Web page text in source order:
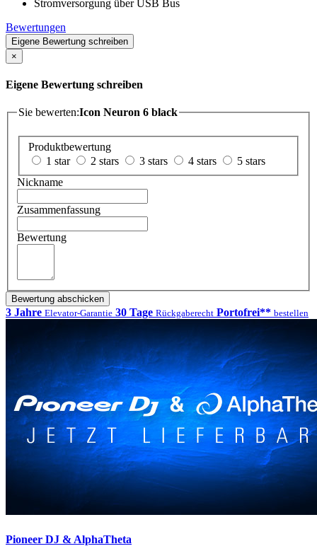
Stromversorgung über USB Bus
Bewertungen
Eigene Bewertung schreiben
×
Eigene Bewertung schreiben
Sie bewerten:Icon Neuron 6 black
Produktbewertung
1 star
2 stars 3 stars 4 stars
5 stars
Nickname
Zusammenfassung
Bewertung
Bewertung abschicken
3 Jahre Elevator-Garantie 30 Tage Rückgaberecht Portofrei** bestellen
Pioneer DJ & AlphaTheta